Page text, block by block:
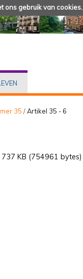
ons gebruik van cookies.
35 /Artikel 35 - 6
KB (754961 bytes)